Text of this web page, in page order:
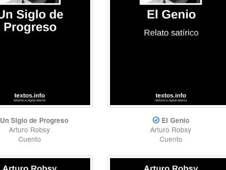
Un Siglo de Progreso
Arturo Robsy
Cuento
El Genio
Arturo Robsy
Cuento